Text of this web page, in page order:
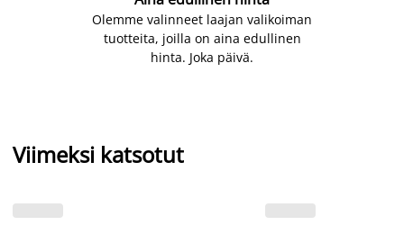
Olemme valinneet laajan valikoiman
tuotteita, joilla on aina edullinen
hinta. Joka päivä.
Viimeksi katsotut